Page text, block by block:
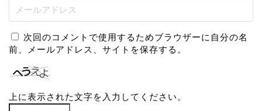
次回のコメントで使用するためブラウザーに自分の名
前、メールアドレス、サイトを保存する。
上に表示された文字を入力してください。